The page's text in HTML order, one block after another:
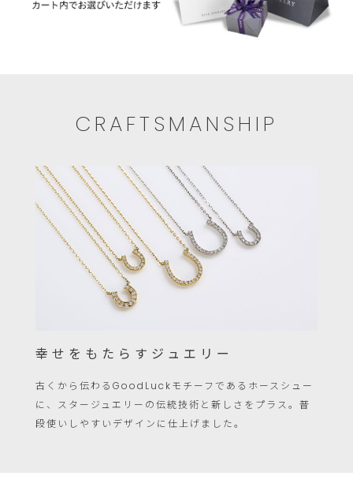
た
ご
文
こ
の
範
で
願
い
CRAFTSMANSHIP
幸せをもたらすジュエリー
古くから伝わるGoodLuckモチーフであるホースシュー
に、スタージュエリーの伝統技術と新しさをプラス。普
段使いしやすいデザインに仕上げました。